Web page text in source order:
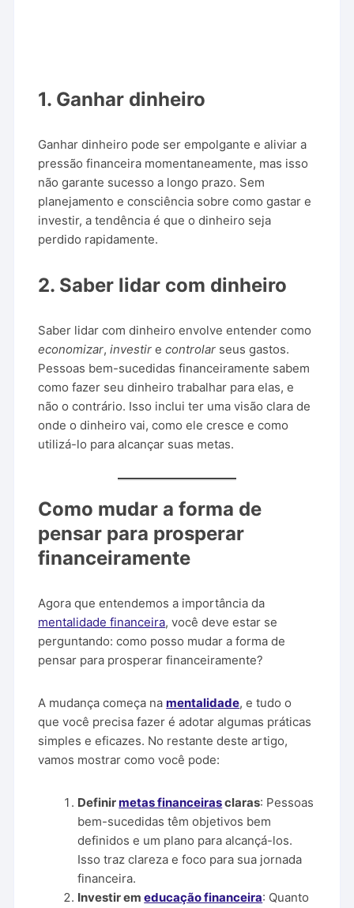
1. Ganhar dinheiro
Ganhar dinheiro pode ser empolgante e aliviar a
pressão financeira momentaneamente, mas isso
não garante sucesso a longo prazo. Sem
planejamento e consciência sobre como gastar e
investir, a tendência é que o dinheiro seja
perdido rapidamente.
2. Saber lidar com dinheiro
Saber lidar com dinheiro envolve entender como
economizar,investir econtrolar seus gastos.
Pessoas bem-sucedidas financeiramente sabem
como fazer seu dinheiro trabalhar para elas, e
não o contrário. Isso inclui ter uma visão clara de
onde o dinheiro vai, como ele cresce e como
utilizá-lo para alcançar suas metas.
Como mudar a forma de
pensar para prosperar
financeiramente
Agora que entendemos a importância da
mentalidade financeira, você deve estar se
perguntando: como posso mudar a forma de
pensar para prosperar financeiramente?
A mudança começa namentalidade, e tudo o
que você precisa fazer é adotar algumas práticas
simples e eficazes. No restante deste artigo,
vamos mostrar como você pode:
Definirmetas financeirasclaras: Pessoas
bem-sucedidas têm objetivos bem
definidos e um plano para alcançá-los.
Isso traz clareza e foco para sua jornada
financeira.
Investir emeducação financeira: Quanto